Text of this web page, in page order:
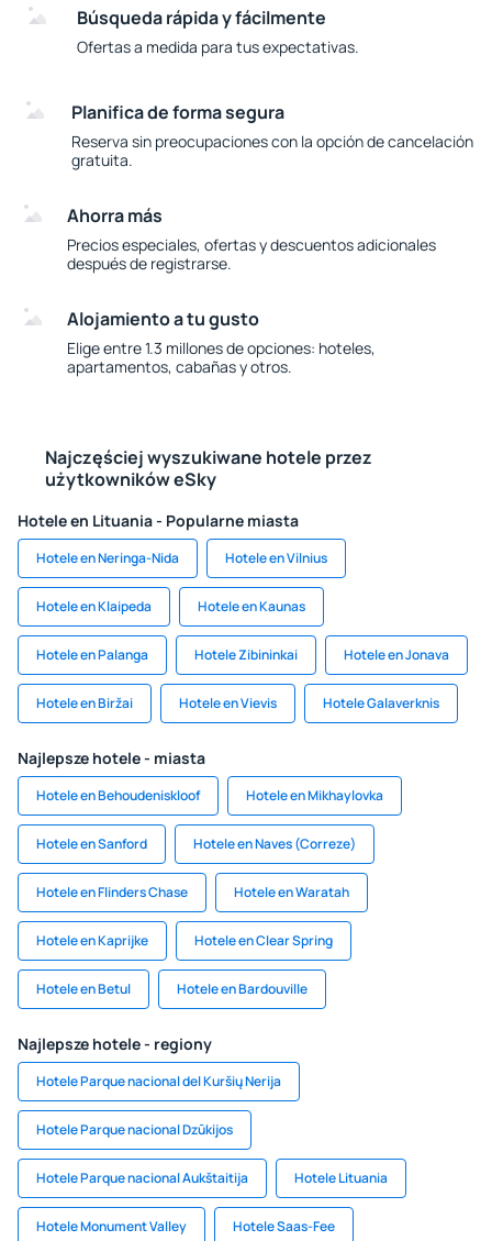
Búsqueda rápida y fácilmente
Ofertas a medida para tus expectativas.
Planifica de forma segura
Reserva sin preocupaciones con la opción de cancelación
gratuita.
Ahorra más
Precios especiales, ofertas y descuentos adicionales
después de registrarse.
Alojamiento a tu gusto
Elige entre 1.3 millones de opciones: hoteles,
apartamentos, cabañas y otros.
Najczęściej wyszukiwane hotele przez
użytkowników eSky
Hotele en Lituania - Popularne miasta
Hotele en Neringa-Nida Hotele en Vilnius
Hotele en Klaipeda Hotele en Kaunas
Hotele en Palanga Hotele Zibininkai Hotele en Jonava
Hotele en Biržai Hotele en Vievis Hotele Galaverknis
Najlepsze hotele - miasta
Hotele en Behoudeniskloof Hotele en Mikhaylovka
Hotele en Sanford Hotele en Naves (Correze)
Hotele en Flinders Chase Hotele en Waratah
Hotele en Kaprijke Hotele en Clear Spring
Hotele en Betul Hotele en Bardouville
Najlepsze hotele - regiony
Hotele Parque nacional del Kuršių Nerija
Hotele Parque nacional Dzūkijos
Hotele Parque nacional Aukštaitija Hotele Lituania
Hotele Monument Valley Hotele Saas-Fee